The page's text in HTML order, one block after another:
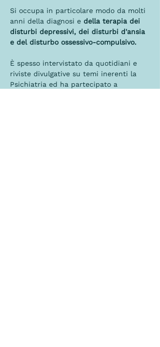
Si occupa in particolare modo da molti
anni della diagnosi e della terapia dei
disturbi depressivi, dei disturbi d'ansia
e del disturbo ossessivo-compulsivo.
È spesso intervistato da quotidiani e
riviste divulgative su temi inerenti la
Psichiatria ed ha partecipato a